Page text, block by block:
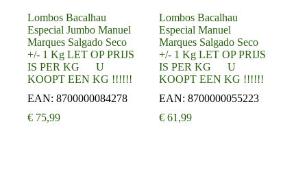
Lombos Bacalhau
Especial Jumbo Manuel
Marques Salgado Seco
+/- 1 Kg LET OP PRIJS
IS PER KG U
KOOPT EEN KG !!!!!!
EAN: 8700000084278
€ 75,99
Lombos Bacalhau
Especial Manuel
Marques Salgado Seco
+/- 1 Kg LET OP PRIJS
IS PER KG U
KOOPT EEN KG !!!!!!
EAN:8700000055223
€ 61,99